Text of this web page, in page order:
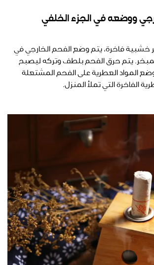
ووضعه في الجزء الخلفي
خشبية فاخرة، يتم وضع الفحم الخارجي في
يتم حرق الفحم بلطف وتركه ليصبح
المواد العطرية على الفحم المشتعلة
الفاخرة التي تملأ المنزل.